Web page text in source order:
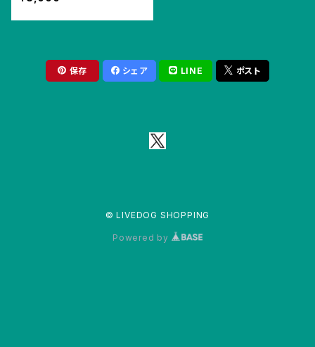
保存 シェア LINE ポスト
© LIVEDOG SHOPPING
Powered by